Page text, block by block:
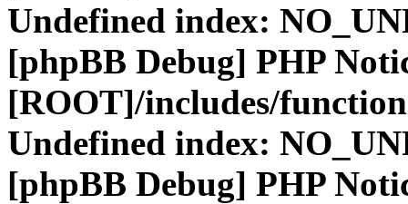
Undefined index:
[phpBB Debug] PHP
[ROOT]/includes/
Undefined index:
[phpBB Debug] PHP